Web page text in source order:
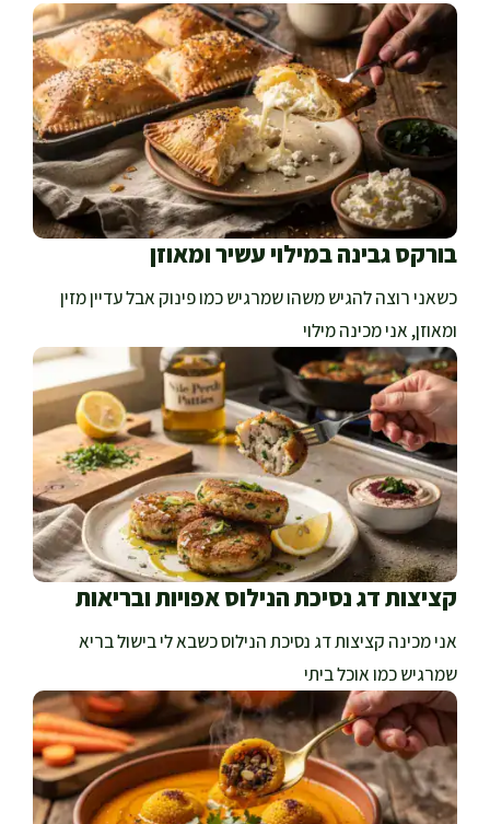
בורקס גבינה במילוי עשיר ומאוזן
כשאני רוצה להגיש משהו שמרגיש כמו פינוק אבל עדיין מזין
ומאוזן, אני מכינה מילוי
קציצות דג נסיכת הנילוס אפויות ובריאות
אני מכינה קציצות דג נסיכת הנילוס כשבא לי בישול בריא
שמרגיש כמו אוכל ביתי